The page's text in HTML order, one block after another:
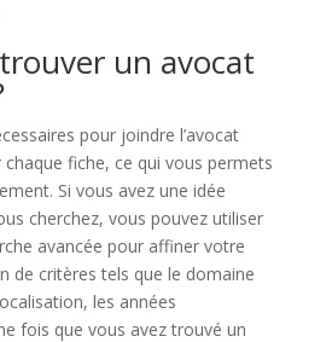
un avocat
pour joindre l’avocat
fiche, ce qui vous permets
Si vous avez une idée
cherchez, vous pouvez utiliser
avancée pour affiner votre
de critères tels que le domaine
les années
fois que vous avez trouvé un